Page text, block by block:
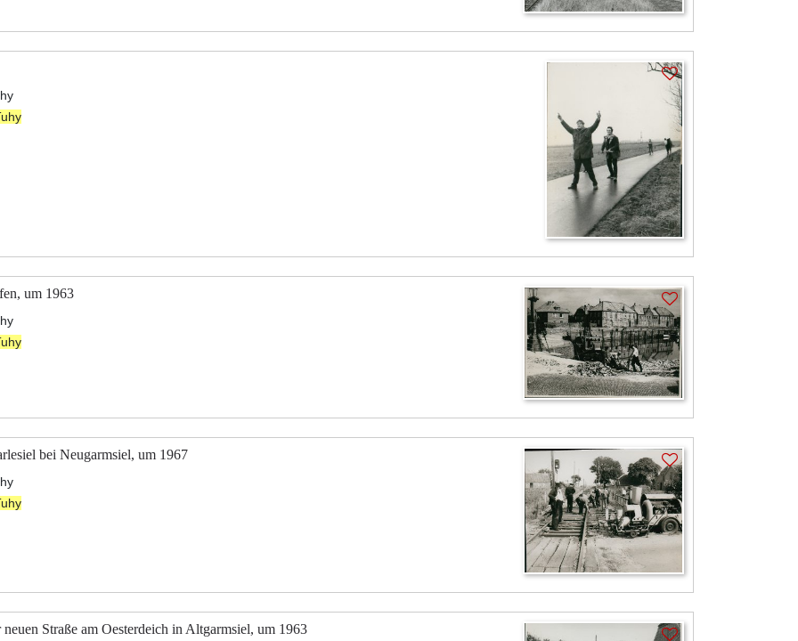
um 1963
bei Neugarmsiel, um 1967
Straße am Oesterdeich in Altgarmsiel, um 1963